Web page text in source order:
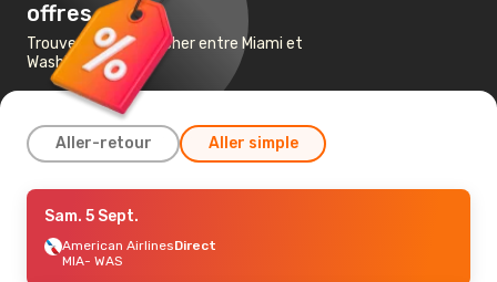
offres
Trouvez un vol pas cher entre Miami et
Washington
Aller-retour Aller simple
Sam. 5 Sept.
American AirlinesDirect
MIA- WAS
Sam. 5 Sept.
American AirlinesDirect
MIA- WAS